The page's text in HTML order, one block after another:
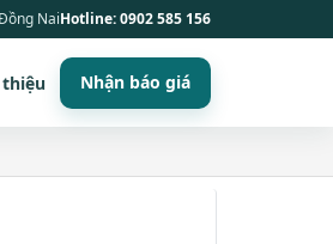
NaiHotline: 0902 585 156
Nhận báo giá